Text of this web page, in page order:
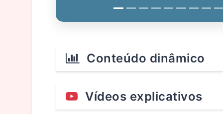
Conteúdo dinâmico
Vídeos explicativos